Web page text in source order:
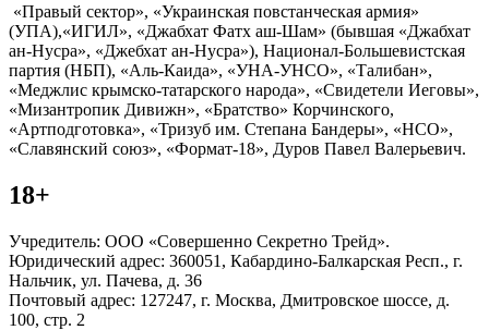
«Правый сектор», «Украинская повстанческая армия»
(УПА),«ИГИЛ», «Джабхат Фатх аш-Шам» (бывшая «Джабхат
ан-Нусра», «Джебхат ан-Нусра»), Национал-Большевистская
партия (НБП), «Аль-Каида», «УНА-УНСО», «Талибан»,
«Меджлис крымско-татарского народа», «Свидетели Иеговы»,
«Мизантропик Дивижн», «Братство» Корчинского,
«Артподготовка», «Тризуб им. Степана Бандеры», «НСО»,
«Славянский союз», «Формат-18», Дуров Павел Валерьевич.
18+
Учредитель: ООО «Совершенно Секретно Трейд».
Юридический адрес: 360051, Кабардино-Балкарская Респ., г.
Нальчик, ул. Пачева, д. 36
Почтовый адрес: 127247, г. Москва, Дмитровское шоссе, д.
100, стр. 2